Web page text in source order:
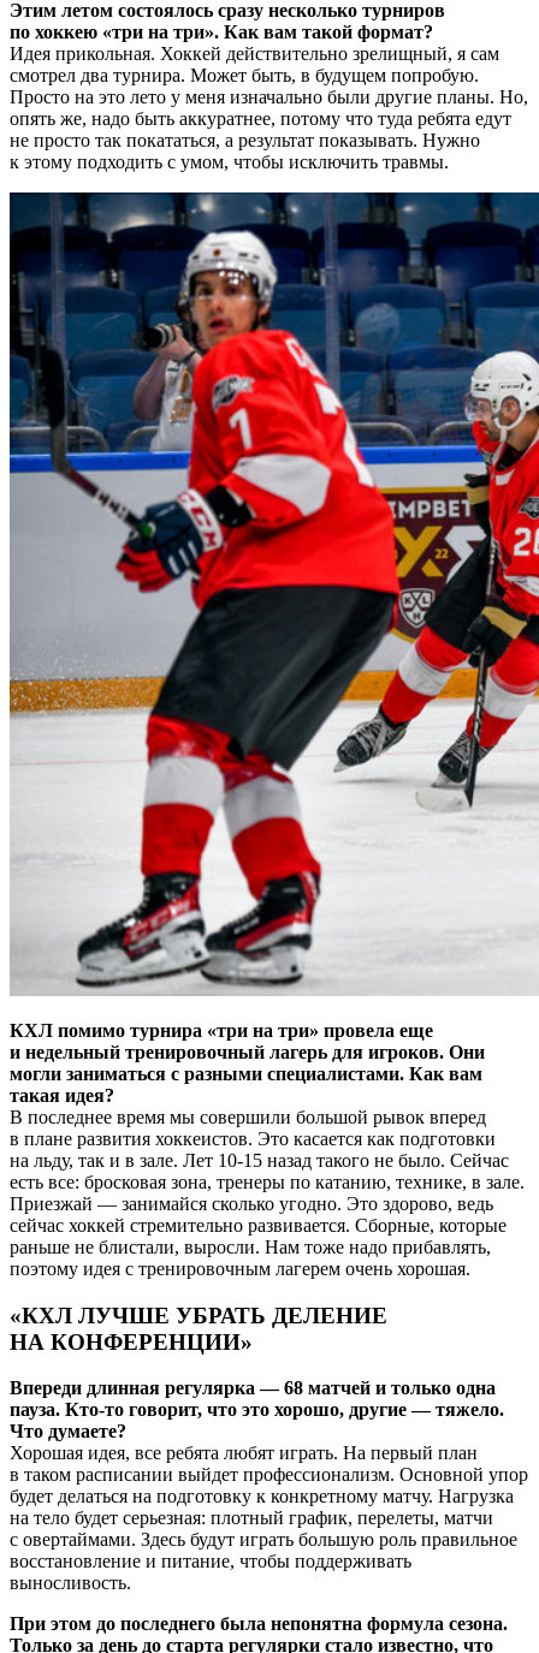
Этим летом состоялось сразу несколько турниров
по хоккею «три на три». Как вам такой формат?
Идея прикольная. Хоккей действительно зрелищный, я сам
смотрел два турнира. Может быть, в будущем попробую.
Просто на это лето у меня изначально были другие планы. Но,
опять же, надо быть аккуратнее, потому что туда ребята едут
не просто так покататься, а результат показывать. Нужно
к этому подходить с умом, чтобы исключить травмы.
КХЛ помимо турнира «три на три» провела еще
и недельный тренировочный лагерь для игроков. Они
могли заниматься с разными специалистами. Как вам
такая идея?
В последнее время мы совершили большой рывок вперед
в плане развития хоккеистов. Это касается как подготовки
на льду, так и в зале. Лет 10-15 назад такого не было. Сейчас
есть все: бросковая зона, тренеры по катанию, технике, в зале.
Приезжай — занимайся сколько угодно. Это здорово, ведь
сейчас хоккей стремительно развивается. Сборные, которые
раньше не блистали, выросли. Нам тоже надо прибавлять,
поэтому идея с тренировочным лагерем очень хорошая.
«КХЛ ЛУЧШЕ УБРАТЬ ДЕЛЕНИЕ
НА КОНФЕРЕНЦИИ»
Впереди длинная регулярка — 68 матчей и только одна
пауза. Кто-то говорит, что это хорошо, другие — тяжело.
Что думаете?
Хорошая идея, все ребята любят играть. На первый план
в таком расписании выйдет профессионализм. Основной упор
будет делаться на подготовку к конкретному матчу. Нагрузка
на тело будет серьезная: плотный график, перелеты, матчи
с овертаймами. Здесь будут играть большую роль правильное
восстановление и питание, чтобы поддерживать
выносливость.
При этом до последнего была непонятна формула сезона.
Только за день до старта регулярки стало известно, что